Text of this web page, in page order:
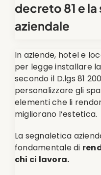
decreto 81 e la
aziendale
In aziende, hotel e
per legge installare
secondo il D.lgs 81
personalizzare gli
elementi che li
migliorano l’estetica.
La segnaletica
fondamentale di
chi ci lavora.